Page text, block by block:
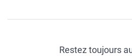
Restez toujours